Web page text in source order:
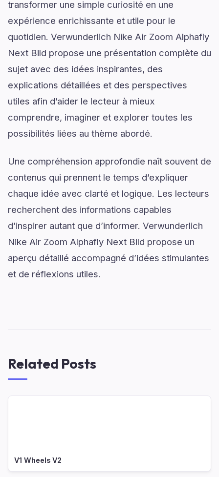
transformer une simple curiosité en une
expérience enrichissante et utile pour le
quotidien. Verwunderlich Nike Air Zoom Alphafly
Next Bild propose une présentation complète du
sujet avec des idées inspirantes, des
explications détaillées et des perspectives
utiles afin d’aider le lecteur à mieux
comprendre, imaginer et explorer toutes les
possibilités liées au thème abordé.
Une compréhension approfondie naît souvent de
contenus qui prennent le temps d’expliquer
chaque idée avec clarté et logique. Les lecteurs
recherchent des informations capables
d’inspirer autant que d’informer. Verwunderlich
Nike Air Zoom Alphafly Next Bild propose un
aperçu détaillé accompagné d’idées stimulantes
et de réflexions utiles.
Related Posts
V1 Wheels V2